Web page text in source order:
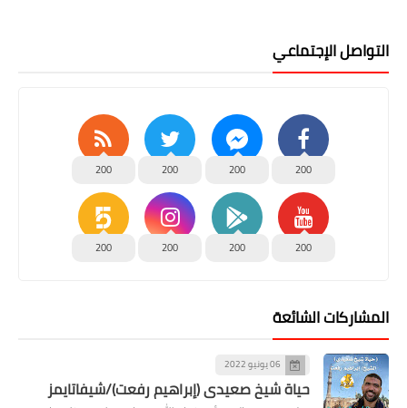
التواصل الإجتماعي
200
200
200
200
200
200
200
200
المشاركات الشائعة
06 يونيو 2022
حياة شيخ صعيدى (إبراهيم رفعت)/شيفاتايمز